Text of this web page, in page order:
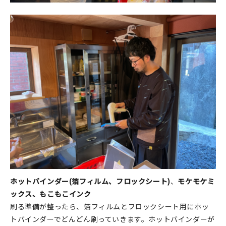
ホットバインダー(箔フィルム、フロックシート)、 モケモケミ
ックス、もこもこインク
刷る準備が整ったら、箔フィルムとフロックシート用にホッ
トバインダーでどんどん刷っていきます。ホットバインダーが